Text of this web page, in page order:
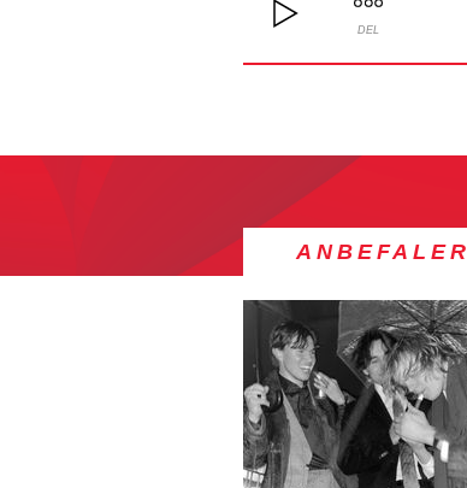
DEL
ANBEFALER